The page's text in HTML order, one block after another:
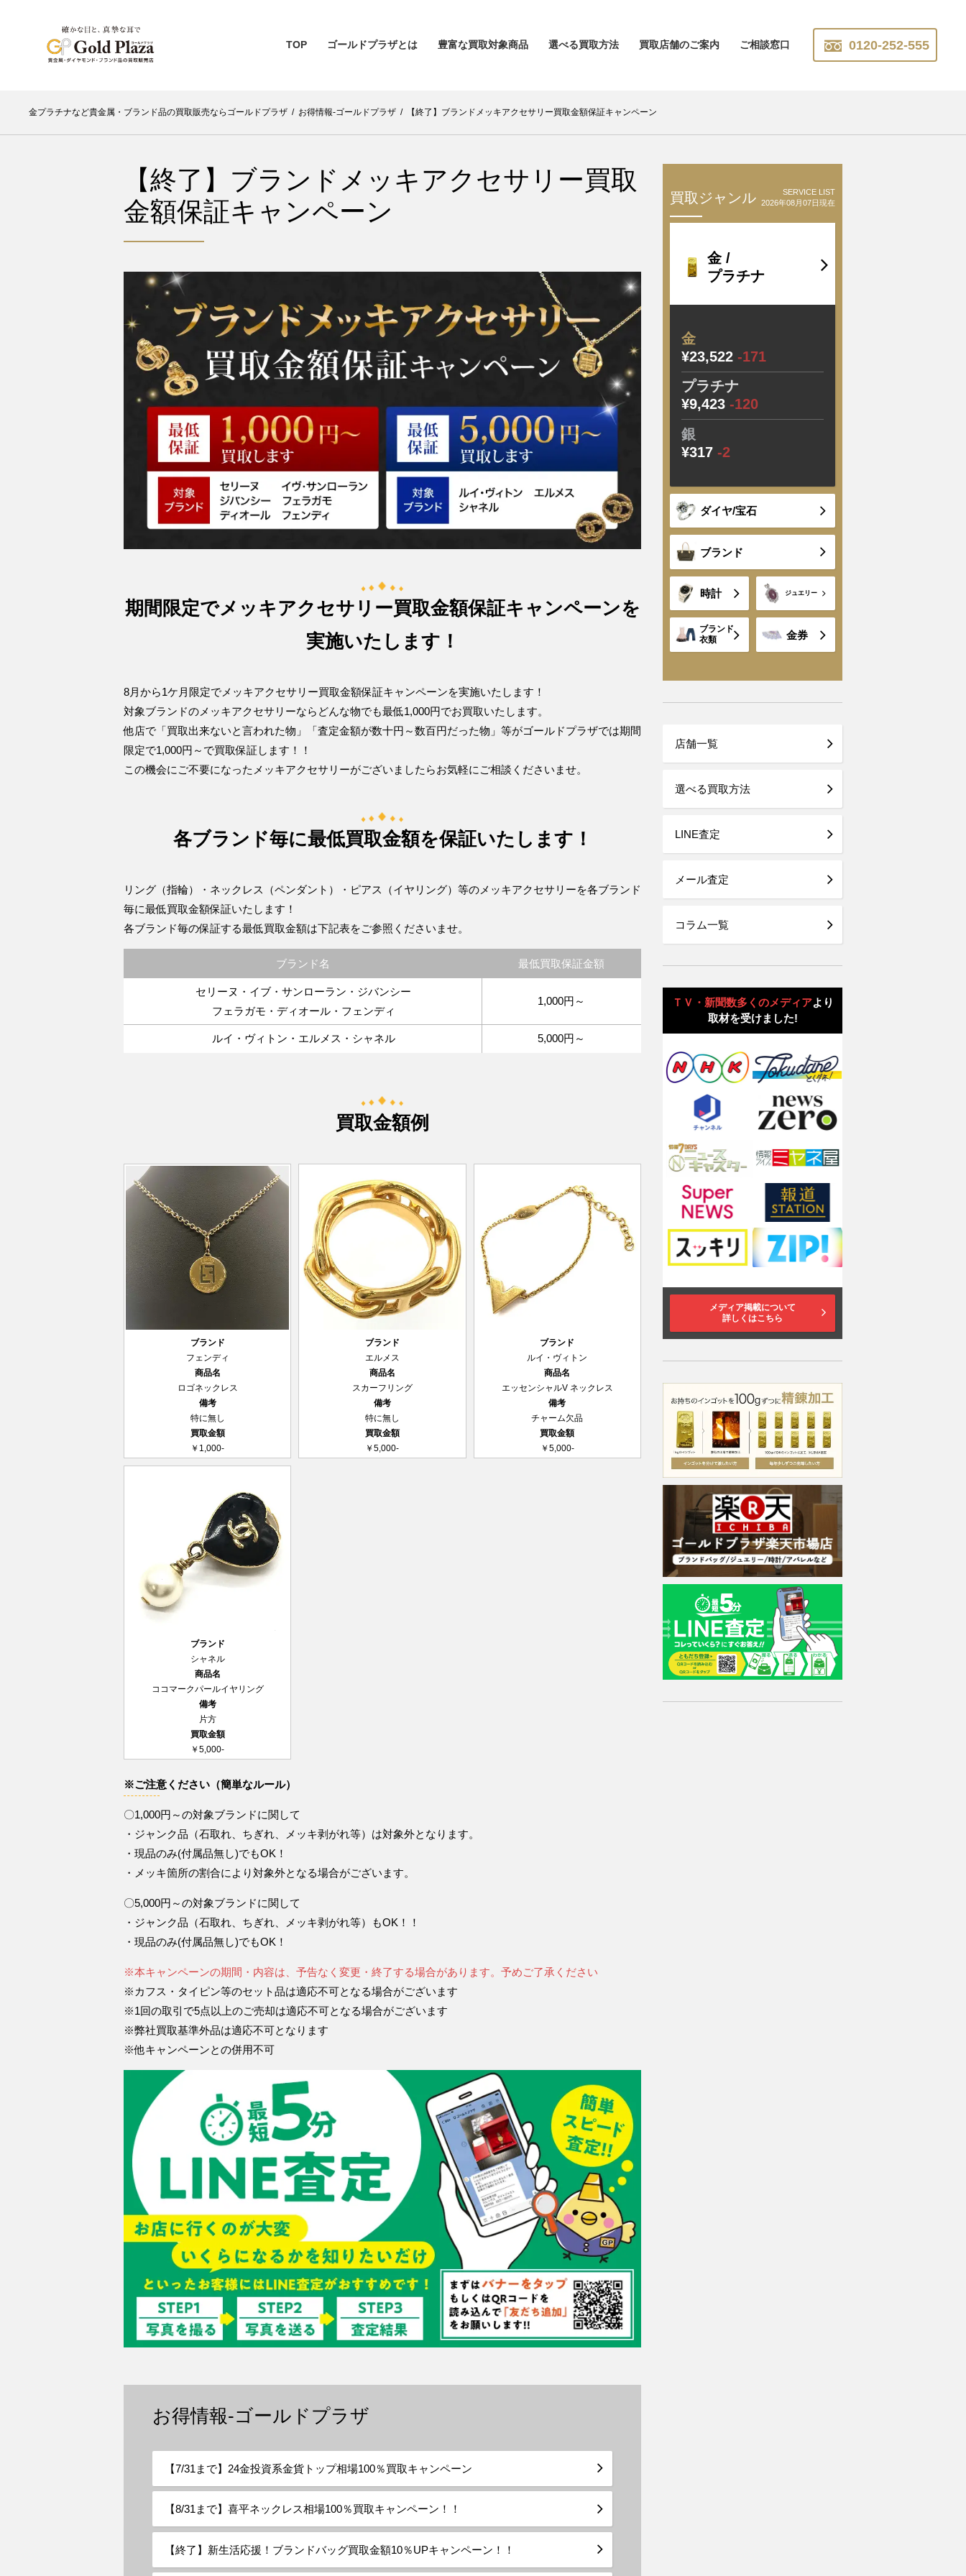
TOP ゴールドプラザとは 豊富な買取対象商品 選べる買取方法 買取店舗のご案内 ご相談窓口 0120-252-555
金プラチナなど貴金属・ブランド品の買取販売ならゴールドプラザ / お得情報-ゴールドプラザ / 【終了】ブランドメッキアクセサリー買取金額保証キャンペーン
【終了】ブランドメッキアクセサリー買取
金額保証キャンペーン
期間限定でメッキアクセサリー買取金額保証キャンペーンを
実施いたします！
8月から1ケ月限定でメッキアクセサリー買取金額保証キャンペーンを実施いたします！
対象ブランドのメッキアクセサリーならどんな物でも最低1,000円でお買取いたします。
他店で「買取出来ないと言われた物」「査定金額が数十円～数百円だった物」等がゴールドプラザでは期間
限定で1,000円～で買取保証します！！
この機会にご不要になったメッキアクセサリーがございましたらお気軽にご相談くださいませ。
各ブランド毎に最低買取金額を保証いたします！
リング（指輪）・ネックレス（ペンダント）・ピアス（イヤリング）等のメッキアクセサリーを各ブランド
毎に最低買取金額保証いたします！
各ブランド毎の保証する最低買取金額は下記表をご参照くださいませ。
ブランド名 最低買取保証金額
セリーヌ・イブ・サンローラン・ジバンシー
フェラガモ・ディオール・フェンディ
1,000円～
ルイ・ヴィトン・エルメス・シャネル 5,000円～
買取金額例
ブランド
フェンディ
商品名
ロゴネックレス
備考
特に無し
買取金額
￥1,000-
ブランド
エルメス
商品名
スカーフリング
備考
特に無し
買取金額
￥5,000-
ブランド
ルイ・ヴィトン
商品名
エッセンシャルV ネックレス
備考
チャーム欠品
買取金額
￥5,000-
ブランド
シャネル
商品名
ココマークパールイヤリング
備考
片方
買取金額
￥5,000-
※ご注意ください（簡単なルール）
〇1,000円～の対象ブランドに関して
・ジャンク品（石取れ、ちぎれ、メッキ剥がれ等）は対象外となります。
・現品のみ(付属品無し)でもOK！
・メッキ箇所の割合により対象外となる場合がございます。
〇5,000円～の対象ブランドに関して
・ジャンク品（石取れ、ちぎれ、メッキ剥がれ等）もOK！！
・現品のみ(付属品無し)でもOK！
※本キャンペーンの期間・内容は、予告なく変更・終了する場合があります。予めご了承ください
※カフス・タイピン等のセット品は適応不可となる場合がございます
※1回の取引で5点以上のご売却は適応不可となる場合がございます
※弊社買取基準外品は適応不可となります
※他キャンペーンとの併用不可
お得情報-ゴールドプラザ
【7/31まで】24金投資系金貨トップ相場100％買取キャンペーン
【8/31まで】喜平ネックレス相場100％買取キャンペーン！！
【終了】新生活応援！ブランドバッグ買取金額10％UPキャンペーン！！
買取ジャンル
SERVICE LIST
2026年08月07日現在
金 /
プラチナ
金
¥23,522 -171
プラチナ
¥9,423 -120
銀
¥317 -2
ダイヤ/宝石
ブランド
時計 ジュエリー
ブランド
衣類
金券
店舗一覧
選べる買取方法
LINE査定
メール査定
コラム一覧
ＴＶ・新聞数多くのメディアより
取材を受けました!
メディア掲載について
詳しくはこちら